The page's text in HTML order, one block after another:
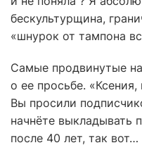
бескультурщина,
«шнурок от тампона
Самые продвинутые
о ее просьбе.
Вы просили
начнёте выкладывать
после 40 лет, так